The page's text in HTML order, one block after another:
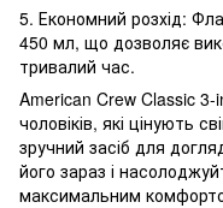
5. Економний розхід:
450 мл, що дозволяє
тривалий час.
American Crew Classic 3-
чоловіків, які цінують
зручний засіб для
його зараз і
максимальним